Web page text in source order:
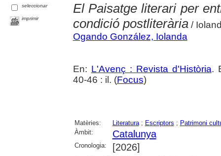
seleccionar
imprimir
El Paisatge literari per
condició postliterària/
Ogando González, Iolanda
En: L'Avenç : Revista d'Història.
40-46 : il. (Focus)
Matèries: Literatura; Escriptors ; Patrimoni
Àmbit:
Catalunya
Cronologia: [2026]